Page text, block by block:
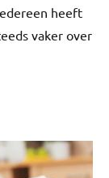
heeft
vaker over